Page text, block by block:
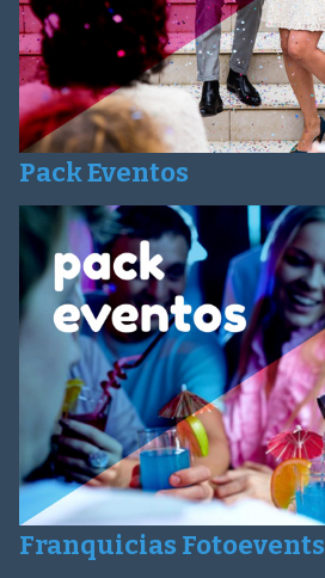
Pack Eventos
Franquicias Fotoevents